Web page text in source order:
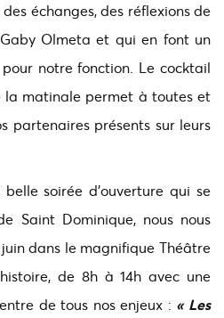
échanges, des réflexions de
Olmeta et qui en font un
notre fonction. Le cocktail
la matinale permet à toutes et
partenaires présents sur leurs
soirée d'ouverture qui se
Saint Dominique, nous nous
dans le magnifique Théâtre
de 8h à 14h avec une
de tous nos enjeux : « Les